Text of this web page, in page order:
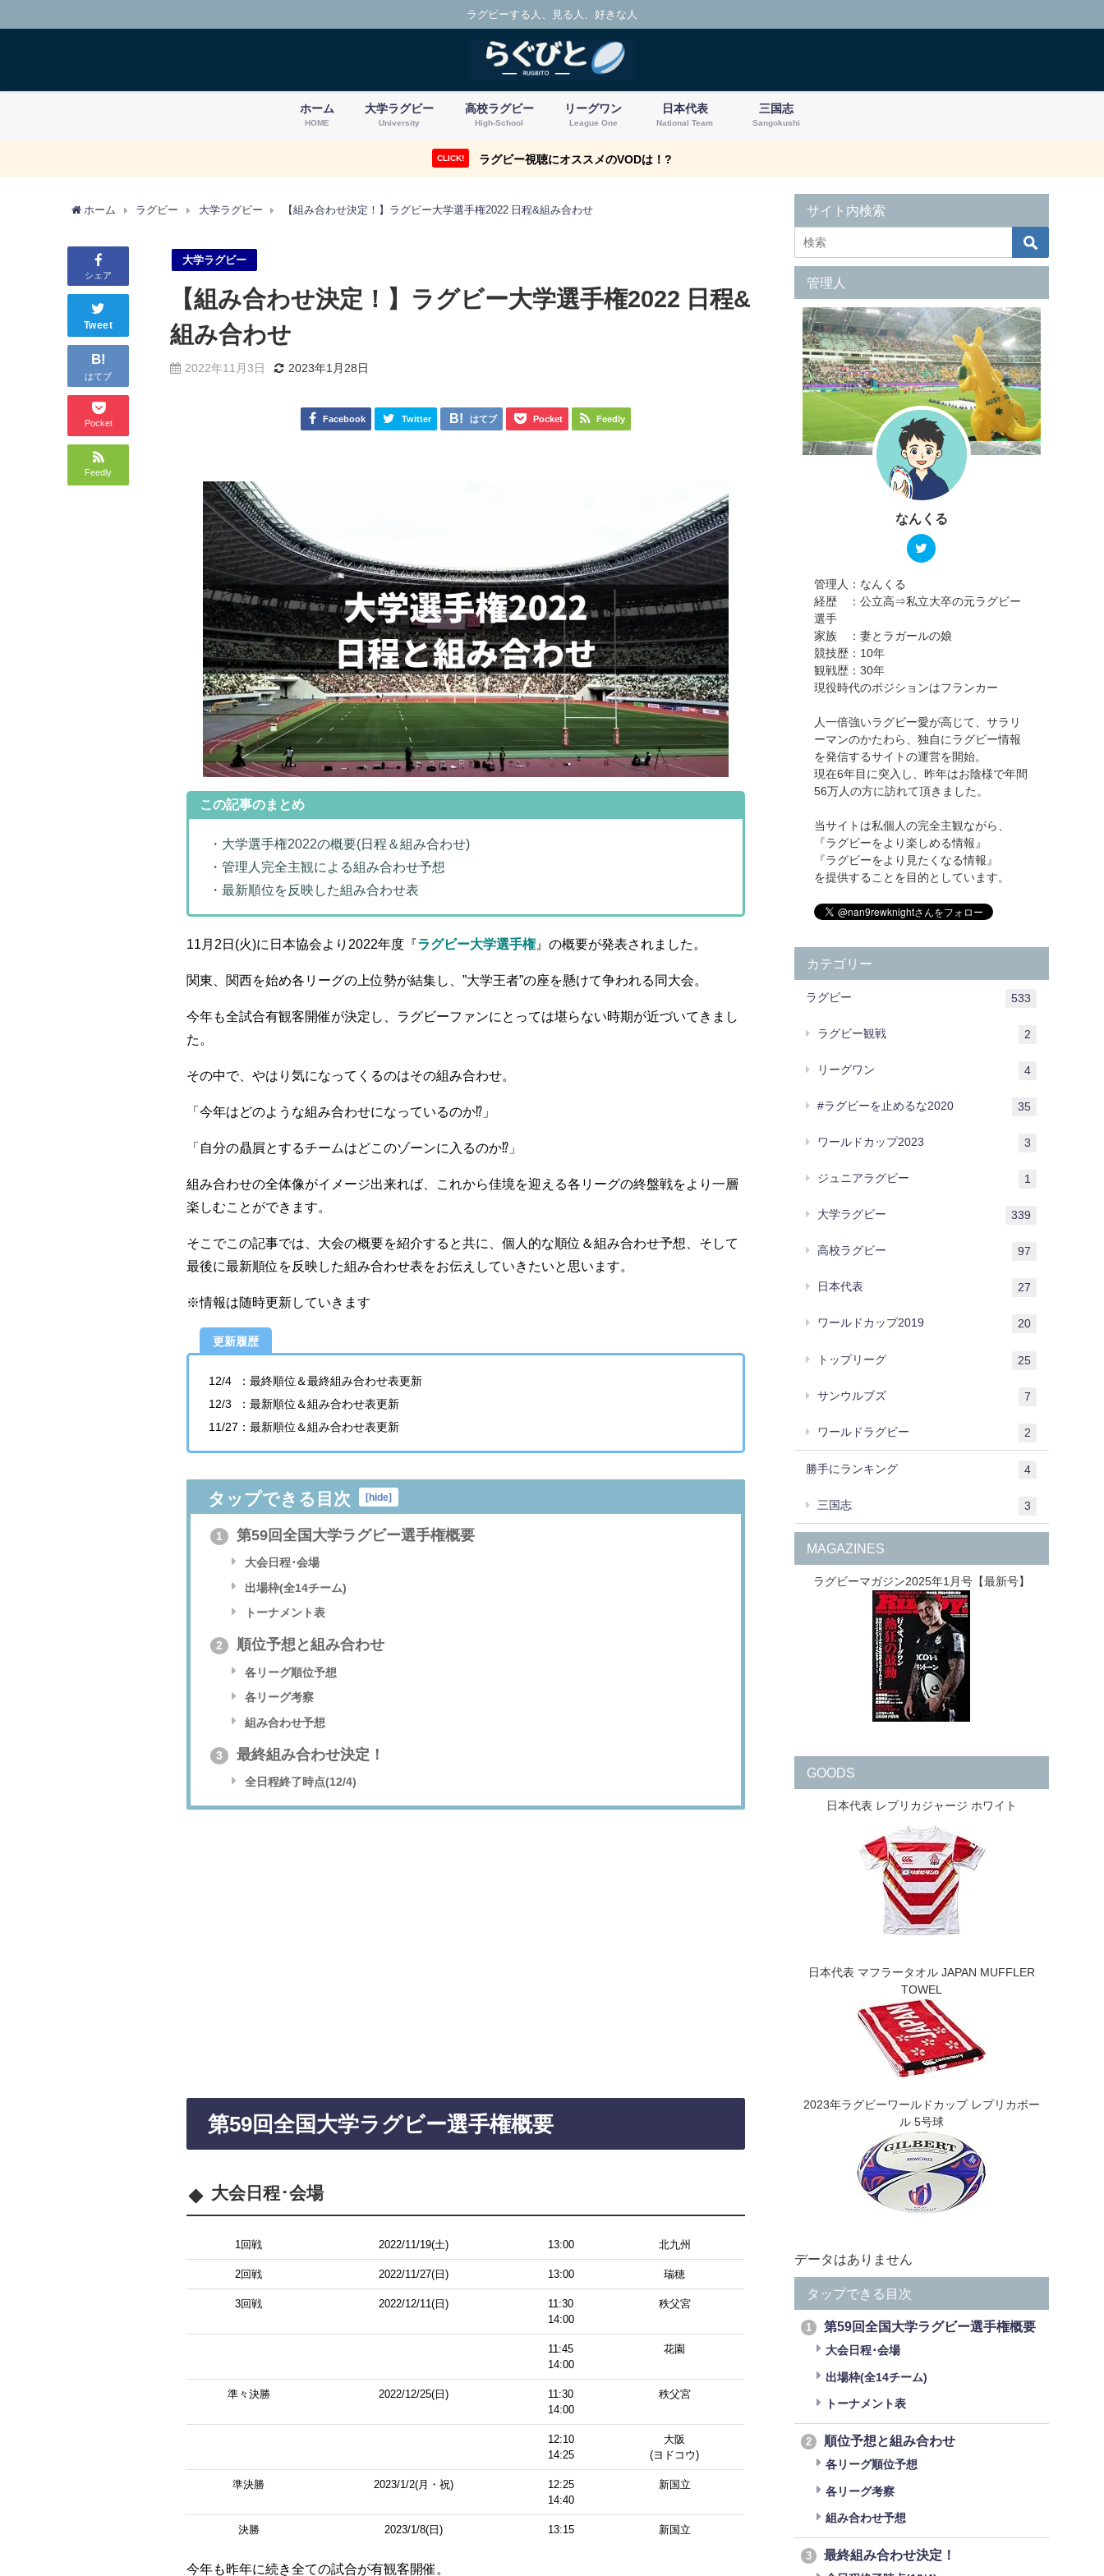
ラグビーする人、見る人、好きな人
ホーム
HOME
大学ラグビー
University
高校ラグビー
High-School
リーグワン
League One
日本代表
National Team
三国志
Sangokushi
CLICK! ラグビー視聴にオススメのVODは！?
ホーム ラグビー 大学ラグビー 【組み合わせ決定！】ラグビー大学選手権2022 日程&組み合わせ
シェア
Tweet
B!
はてブ
Pocket
Feedly
大学ラグビー
【組み合わせ決定！】ラグビー大学選手権2022 日程&
組み合わせ
2022年11月3日 2023年1月28日
Facebook Twitter はてブ Pocket Feedly
この記事のまとめ
・大学選手権2022の概要(日程＆組み合わせ)
・管理人完全主観による組み合わせ予想
・最新順位を反映した組み合わせ表
11月2日(火)に日本協会より2022年度『ラグビー大学選手権』の概要が発表されました。
関東、関西を始め各リーグの上位勢が結集し、”大学王者”の座を懸けて争われる同大会。
今年も全試合有観客開催が決定し、ラグビーファンにとっては堪らない時期が近づいてきまし
た。
その中で、やはり気になってくるのはその組み合わせ。
「今年はどのような組み合わせになっているのか⁉」
「自分の贔屓とするチームはどこのゾーンに入るのか⁉」
組み合わせの全体像がイメージ出来れば、これから佳境を迎える各リーグの終盤戦をより一層
楽しむことができます。
そこでこの記事では、大会の概要を紹介すると共に、個人的な順位＆組み合わせ予想 、そして
最後に最新順位を反映した組み合わせ表をお伝えしていきたいと思います。
※情報は随時更新していきます
更新履歴
12/4 ：最終順位＆最終組み合わせ表更新
12/3 ：最新順位＆組み合わせ表更新
11/27：最新順位＆組み合わせ表更新
タップできる目次 [hide]
1 第59回全国大学ラグビー選手権概要
大会日程･会場
出場枠(全14チーム)
トーナメント表
2 順位予想と組み合わせ
各リーグ順位予想
各リーグ考察
組み合わせ予想
3 最終組み合わせ決定！
全日程終了時点(12/4)
第59回全国大学ラグビー選手権概要
大会日程･会場
1回戦 2022/11/19(土) 13:00 北九州
2回戦 2022/11/27(日) 13:00 瑞穂
3回戦 2022/12/11(日)
11:30
14:00
秩父宮
11:45
14:00
花園
準々決勝 2022/12/25(日)
11:30
14:00
秩父宮
12:10
14:25
大阪
(ヨドコウ)
準決勝 2023/1/2(月・祝)
12:25
14:40
新国立
決勝 2023/1/8(日) 13:15 新国立
今年も昨年に続き全ての試合が有観客開催。
サイト内検索
管理人
なんくる
管理人：なんくる
経歴 ：公立高⇒私立大卒の元ラグビー
選手
家族 ：妻とラガールの娘
競技歴：10年
観戦歴：30年
現役時代のポジションはフランカー
人一倍強いラグビー愛が高じて、サラリ
ーマンのかたわら、独自にラグビー情報
を発信するサイトの運営を開始。
現在6年目に突入し、昨年はお陰様で年間
56万人の方に訪れて頂きました。
当サイトは私個人の完全主観ながら、
『ラグビーをより楽しめる情報』
『ラグビーをより見たくなる情報』
を提供することを目的としています。
カテゴリー
ラグビー 533
ラグビー観戦 2
リーグワン 4
#ラグビーを止めるな2020 35
ワールドカップ2023 3
ジュニアラグビー 1
大学ラグビー 339
高校ラグビー 97
日本代表 27
ワールドカップ2019 20
トップリーグ 25
サンウルブズ 7
ワールドラグビー 2
勝手にランキング 4
三国志 3
MAGAZINES
ラグビーマガジン2025年1月号【最新号】
GOODS
日本代表 レプリカジャージ ホワイト
日本代表 マフラータオル JAPAN MUFFLER
TOWEL
2023年ラグビーワールドカップ レプリカボー
ル 5号球
データはありません
タップできる目次
1 第59回全国大学ラグビー選手権概要
大会日程･会場
出場枠(全14チーム)
トーナメント表
2 順位予想と組み合わせ
各リーグ順位予想
各リーグ考察
組み合わせ予想
3 最終組み合わせ決定！